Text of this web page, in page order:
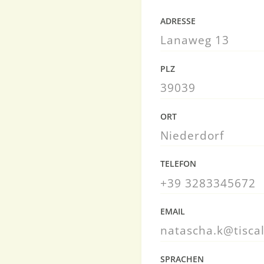
ADRESSE
Lanaweg 13
PLZ
39039
ORT
Niederdorf
TELEFON
+39 3283345672
EMAIL
SPRACHEN